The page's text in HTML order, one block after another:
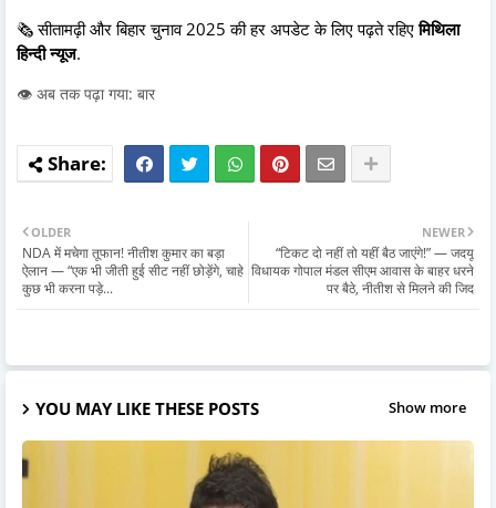
🗞️ सीतामढ़ी और बिहार चुनाव 2025 की हर अपडेट के लिए पढ़ते रहिएमिथिला
हिन्दी न्यूज.
👁️ अब तक पढ़ा गया: बार
NEWER
“टिकट दो नहीं तो यहीं बैठ जाएंगे!” — जदयू
विधायक गोपाल मंडल सीएम आवास के बाहर धरने
पर बैठे, नीतीश से मिलने की जिद
OLDER
NDA में मचेगा तूफान! नीतीश कुमार का बड़ा
ऐलान — “एक भी जीती हुई सीट नहीं छोड़ेंगे, चाहे
कुछ भी करना पड़े...
YOU MAY LIKE THESE POSTS Show more